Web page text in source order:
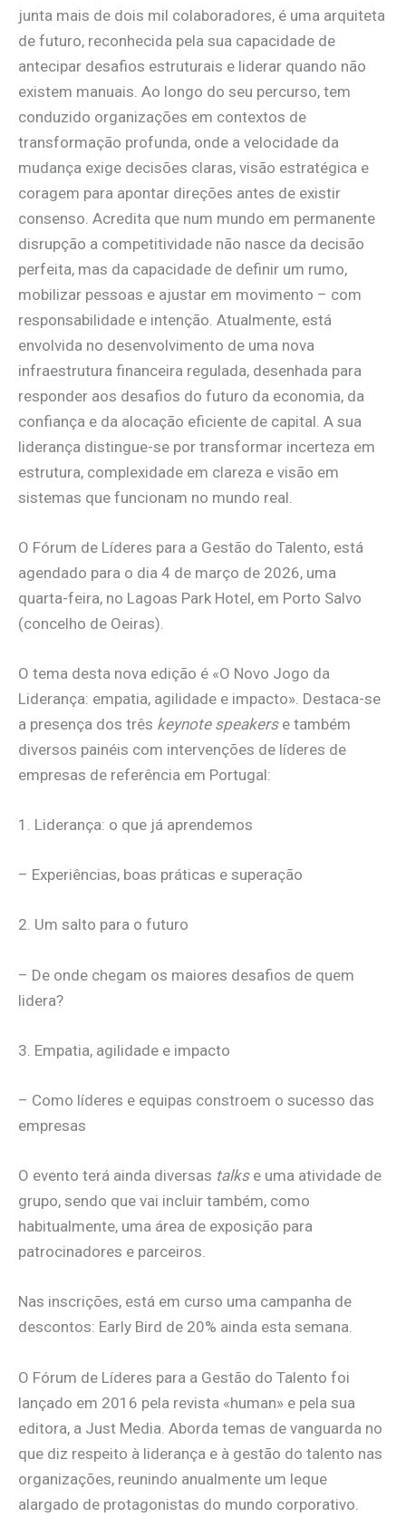
junta mais de dois mil colaboradores, é uma arquiteta
de futuro, reconhecida pela sua capacidade de
antecipar desafios estruturais e liderar quando não
existem manuais. Ao longo do seu percurso, tem
conduzido organizações em contextos de
transformação profunda, onde a velocidade da
mudança exige decisões claras, visão estratégica e
coragem para apontar direções antes de existir
consenso. Acredita que num mundo em permanente
disrupção a competitividade não nasce da decisão
perfeita, mas da capacidade de definir um rumo,
mobilizar pessoas e ajustar em movimento – com
responsabilidade e intenção. Atualmente, está
envolvida no desenvolvimento de uma nova
infraestrutura financeira regulada, desenhada para
responder aos desafios do futuro da economia, da
confiança e da alocação eficiente de capital. A sua
liderança distingue-se por transformar incerteza em
estrutura, complexidade em clareza e visão em
sistemas que funcionam no mundo real.
O Fórum de Líderes para a Gestão do Talento, está
agendado para o dia 4 de março de 2026, uma
quarta-feira, no Lagoas Park Hotel, em Porto Salvo
(concelho de Oeiras).
O tema desta nova edição é «O Novo Jogo da
Liderança: empatia, agilidade e impacto». Destaca-se
a presença dos três keynote speakerse também
diversos painéis com intervenções de líderes de
empresas de referência em Portugal:
1. Liderança: o que já aprendemos
– Experiências, boas práticas e superação
2. Um salto para o futuro
– De onde chegam os maiores desafios de quem
lidera?
3. Empatia, agilidade e impacto
– Como líderes e equipas constroem o sucesso das
empresas
O evento terá ainda diversas talkse uma atividade de
grupo, sendo que vai incluir também, como
habitualmente, uma área de exposição para
patrocinadores e parceiros.
Nas inscrições, está em curso uma campanha de
descontos: Early Bird de 20% ainda esta semana.
O Fórum de Líderes para a Gestão do Talento foi
lançado em 2016 pela revista «human» e pela sua
editora, a Just Media. Aborda temas de vanguarda no
que diz respeito à liderança e à gestão do talento nas
organizações, reunindo anualmente um leque
alargado de protagonistas do mundo corporativo.